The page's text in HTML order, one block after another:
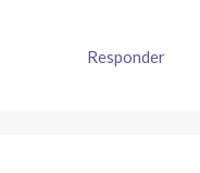
Responder